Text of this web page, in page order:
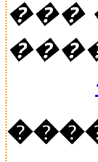
���